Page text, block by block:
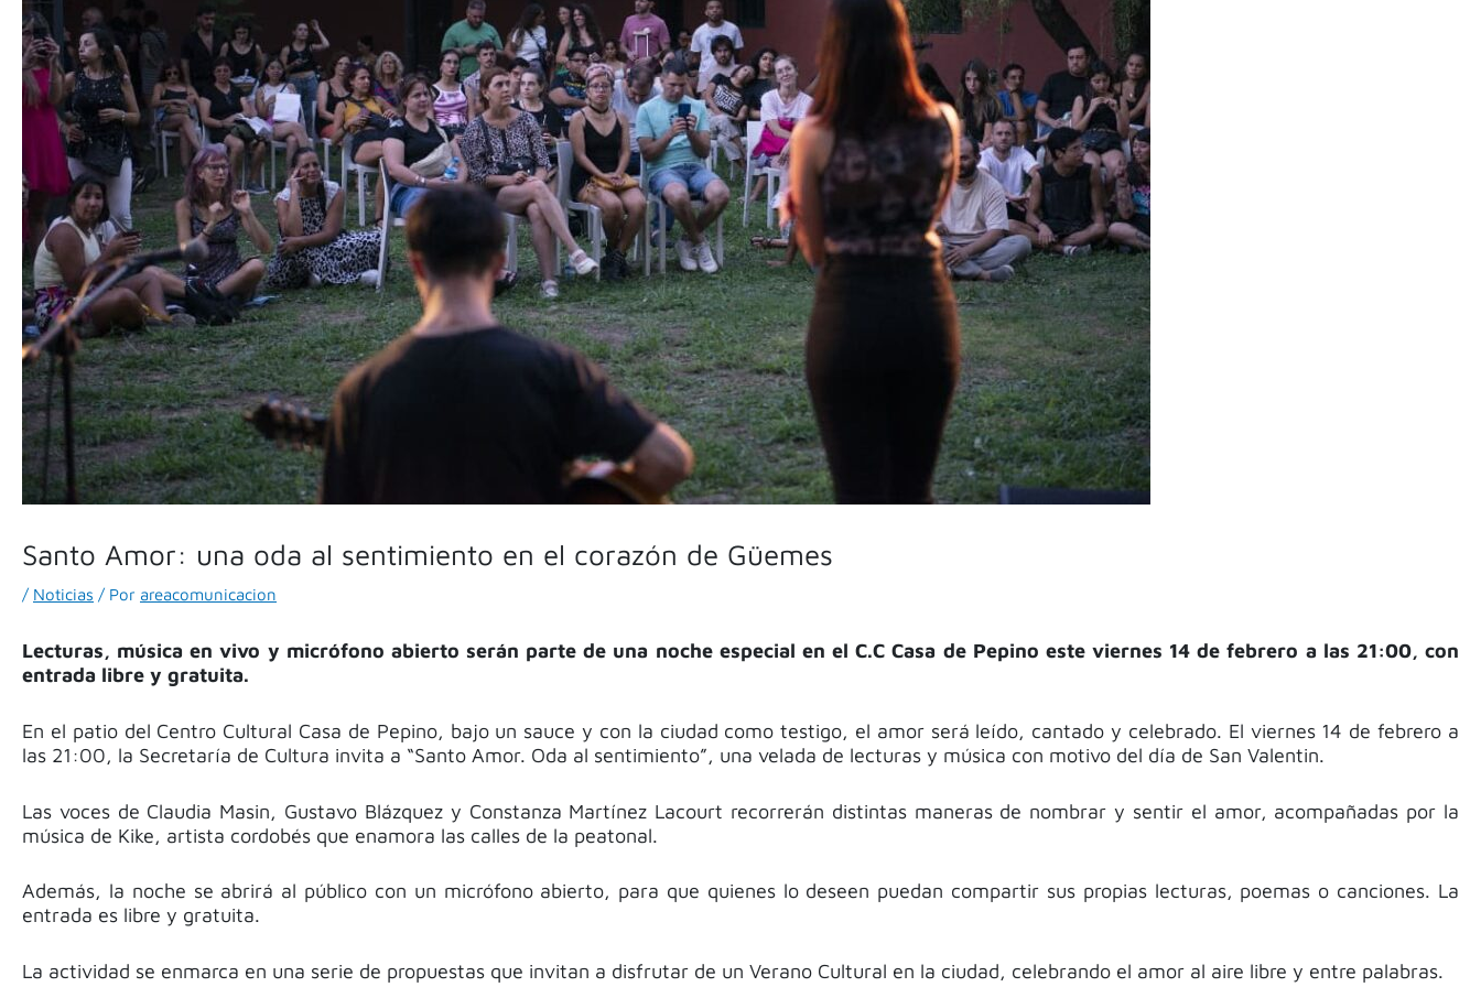
Santo Amor: una oda al sentimiento en el corazón de Güemes
/ Noticias / Por areacomunicacion
Lecturas, música en vivo y micrófono abierto serán parte de una noche especial en el C.C Casa de Pepino este viernes 14 de febrero a las 21:00, con
entrada libre y gratuita.
En el patio del Centro Cultural Casa de Pepino, bajo un sauce y con la ciudad como testigo, el amor será leído, cantado y celebrado. El viernes 14 de febrero a
las 21:00, la Secretaría de Cultura invita a “Santo Amor. Oda al sentimiento”, una velada de lecturas y música con motivo del día de San Valentin.
Las voces de Claudia Masin, Gustavo Blázquez y Constanza Martínez Lacourt recorrerán distintas maneras de nombrar y sentir el amor, acompañadas por la
música de Kike, artista cordobés que enamora las calles de la peatonal.
Además, la noche se abrirá al público con un micrófono abierto, para que quienes lo deseen puedan compartir sus propias lecturas, poemas o canciones. La
entrada es libre y gratuita.
La actividad se enmarca en una serie de propuestas que invitan a disfrutar de un Verano Cultural en la ciudad, celebrando el amor al aire libre y entre palabras.